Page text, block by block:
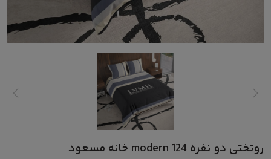
روتختی دو نفره modern 124 خانه مسعود